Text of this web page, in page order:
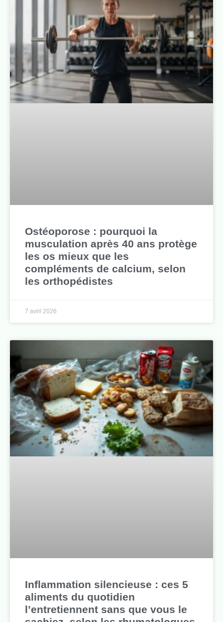
Ostéoporose : pourquoi la
musculation après 40 ans protège
les os mieux que les
compléments de calcium, selon
les orthopédistes
7 avril 2026
Inflammation silencieuse : ces 5
aliments du quotidien
l’entretiennent sans que vous le